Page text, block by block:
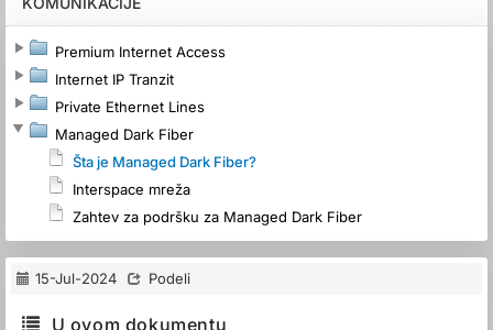
Premium Internet Access
Internet IP Tranzit
Private Ethernet Lines
Managed Dark Fiber
Šta je Managed Dark Fiber?
Interspace mreža
Zahtev za podršku za Managed Dark Fiber
15-Jul-2024 Podeli
U ovom dokumentu